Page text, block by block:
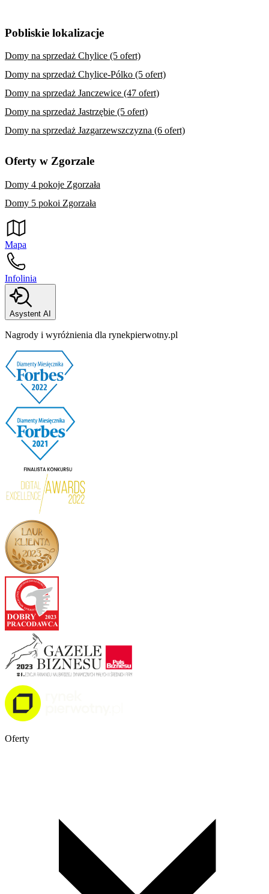
Pobliskie lokalizacje
Domy na sprzedaż Chylice (5 ofert)
Domy na sprzedaż Chylice-Pólko (5 ofert)
Domy na sprzedaż Janczewice (47 ofert)
Domy na sprzedaż Jastrzębie (5 ofert)
Domy na sprzedaż Jazgarzewszczyzna (6 ofert)
Oferty w Zgorzale
Domy 4 pokoje Zgorzała
Domy 5 pokoi Zgorzała
Mapa
Infolinia
Asystent AI
Nagrody i wyróżnienia dla rynekpierwotny.pl
Oferty